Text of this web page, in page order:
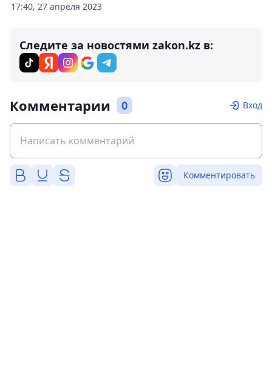
17:40, 27 апреля 2023
Следите за новостями zakon.kz в:
Комментарии 0 Вход
Комментировать